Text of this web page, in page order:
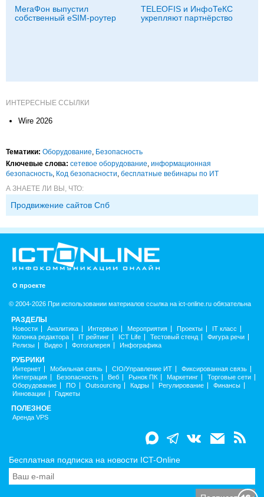
МегаФон выпустил
собственный eSIM-роутер
TELEOFIS и ИнфоТеКС
укрепляют партнёрство
ИНТЕРЕСНЫЕ ССЫЛКИ
Wire 2026
Тематики: Оборудование Безопасность
Ключевые слова: сетевое оборудование информационная
безопасность Код безопасности бесплатные вебинары по ИТ
А ЗНАЕТЕ ЛИ ВЫ, ЧТО:
Продвижение сайтов Спб
О проекте
© 2004-2026 При использовании материалов ссылка на ict-online.ru обязательна
РАЗДЕЛЫ
Новости Аналитика Интервью Мероприятия Проекты
IT класс
Колонка редактора
IT рейтинг ICT Life Тестовый стенд
Фигура речи
Релизы
Видео Фотогалерея Инфографика
РУБРИКИ
Интернет Мобильная связь CIO/Управление ИТ
Фиксированная связь
Интеграция
Безопасность Веб Рынок ПК Маркетинг
Торговые сети
Оборудование
ПО Outsourcing Кадры Регулирование
Финансы
Инновации
Гаджеты
ПОЛЕЗНОЕ
Аренда VPS
Бесплатная подписка на новости ICT-Online